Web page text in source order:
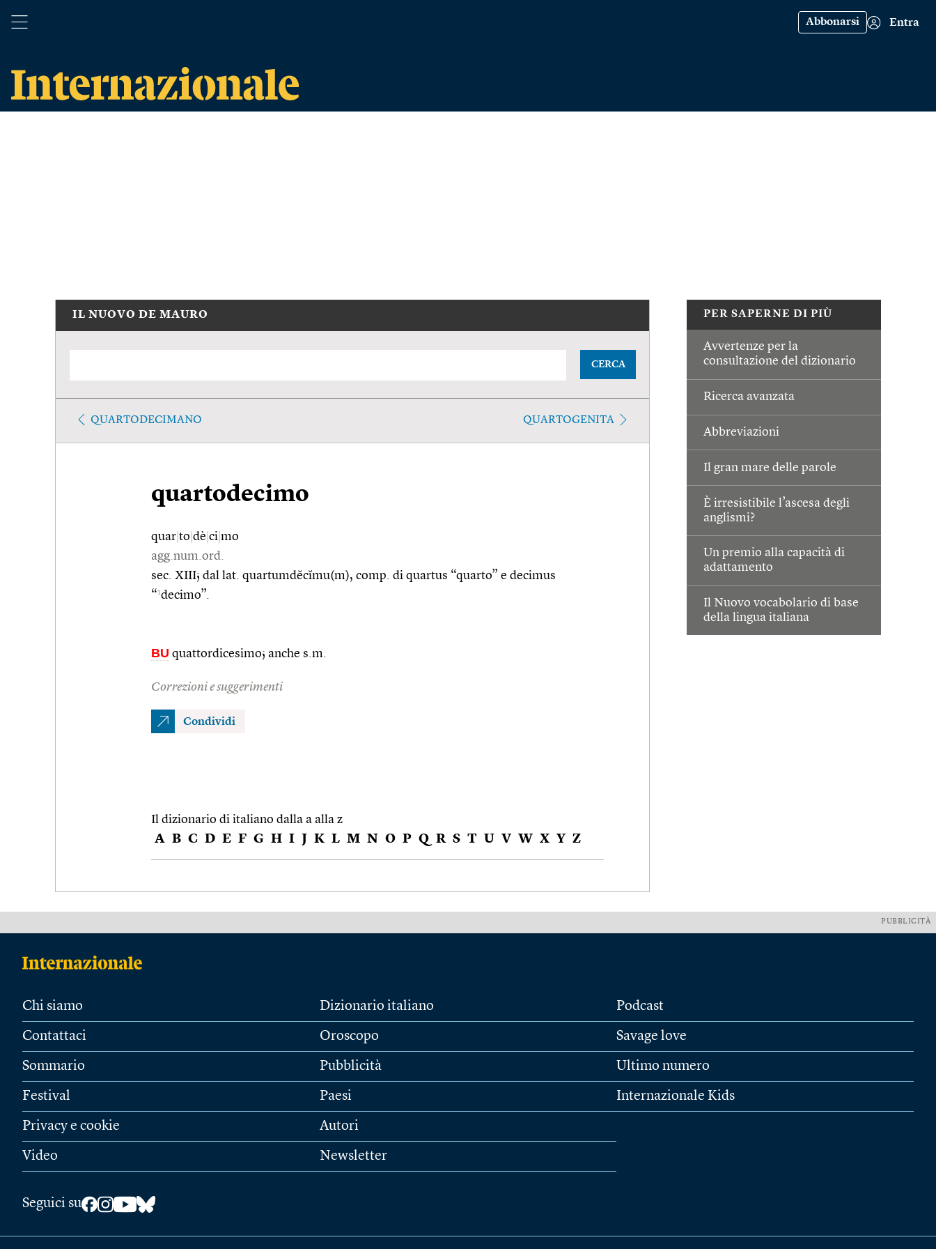
Abbonarsi Entra
PER SAPERNE DI PIÙ
Avvertenze per la
consultazione del dizionario
Ricerca avanzata
Abbreviazioni
Il gran mare delle parole
È irresistibile l’ascesa degli
anglismi?
Un premio alla capacità di
adattamento
Il Nuovo vocabolario di base
della lingua italiana
IL NUOVO DE MAURO
CERCA
QUARTODECIMANO QUARTOGENITA
quartodecimo
quar to dè ci mo
agg.num.ord.
sec. XIII; dal lat. quartumdĕcĭmu(m), comp. di quartus “quarto” e decimus
“1decimo”.
BU quattordicesimo; anche s.m.
Correzioni e suggerimenti
Condividi
Il dizionario di italiano dalla a alla z
A B C D E F G H I J K L M N O P Q R S T U V W X Y Z
PUBBLICITÀ
Chi siamo
Contattaci
Sommario
Festival
Privacy e cookie
Video
Dizionario italiano
Oroscopo
Pubblicità
Paesi
Autori
Newsletter
Podcast
Savage love
Ultimo numero
Internazionale Kids
Seguici su